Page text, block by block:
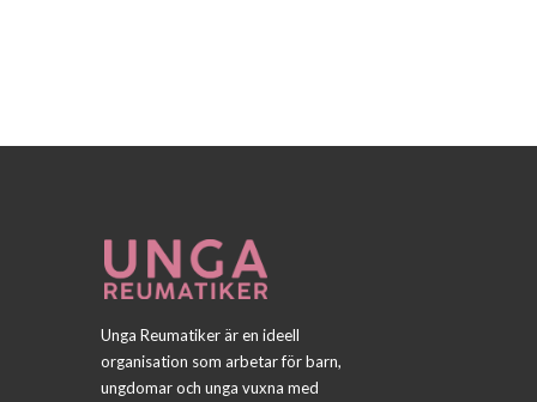
Unga Reumatiker är en ideell
organisation som arbetar för barn,
ungdomar och unga vuxna med